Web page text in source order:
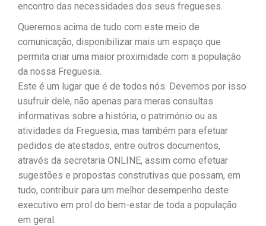
encontro das necessidades dos seus fregueses.
Queremos acima de tudo com este meio de
comunicação, disponibilizar mais um espaço que
permita criar uma maior proximidade com a população
da nossa Freguesia.
Este é um lugar que é de todos nós. Devemos por isso
usufruir dele, não apenas para meras consultas
informativas sobre a história, o património ou as
atividades da Freguesia, mas também para efetuar
pedidos de atestados, entre outros documentos,
através da secretaria ONLINE, assim como efetuar
sugestões e propostas construtivas que possam, em
tudo, contribuir para um melhor desempenho deste
executivo em prol do bem-estar de toda a população
em geral.